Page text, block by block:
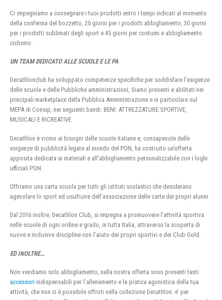
Ci impegniamo a consegnare i tuoi prodotti entro i tempi indicati al momento
della conferma del bozzetto, 20 giorni per i prodotti abbigliamento, 30 giorni
per i prodotti sublimati degli sport e 45 giorni per costumi e abbigliamento
ciclismo.
UN TEAM DEDICATO ALLE SCUOLE E LE PA
Decathlonclub ha sviluppato competenze specifiche per soddisfare l’esigenze
delle scuole e delle Pubbliche amministrazioni, Siamo presenti e abilitati nei
principali marketplace della Pubblica Amministrazione e in particolare sul
MEPA di Consip, nei seguenti bandi: BENI: ATTREZZATURE SPORTIVE,
MUSICALI E RICREATIVE
Decathlon è vicino ai bisogni delle scuole italiane e, consapevole delle
esigenze di pubblicità legate al mondo del PON, ha costruito un’offerta
apposita dedicata ai materiali e all’abbigliamento personalizzabile con i loghi
ufficiali PON.
Offriamo una carta scuola per tutti gli istituti scolastici che desiderano
agevolare lo sport ed usufruire dell’associazione delle carte dei propri alunni.
Dal 2016 inoltre, Decathlon Club, si impegna a promuovere l’attività sportiva
nelle scuole di ogni ordine e grado, in tutta Italia, attraverso la scoperta di
nuove e inclusive discipline con l’aiuto dei propri sportivi e dei Club Gold.
ED INOLTRE…
Non vendiamo solo abbigliamento, nella nostra offerta sono presenti tanti
accessori indispensabili per l’allenamento e la pratica agonistica della tua
attività, che non ci è possibile offrirti nella collezione Decathlon. e’ per